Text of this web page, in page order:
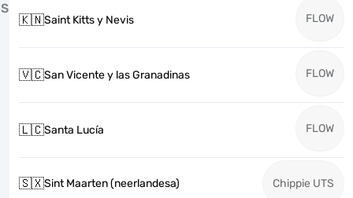
S
🇰🇳Saint Kitts y Nevis FLOW
🇻🇨San Vicente y las Granadinas FLOW
🇱🇨Santa Lucía FLOW
🇸🇽Sint Maarten (neerlandesa) Chippie UTS